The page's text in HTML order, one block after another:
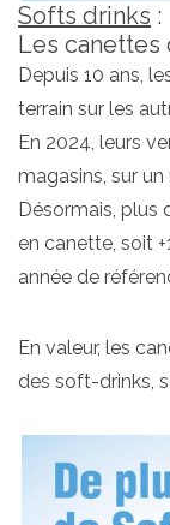
Softs drinks :
Les canettes
Depuis 10 ans,
terrain sur les
En 2024, leurs
magasins, sur
Désormais, plus
en canette, soit
année de
En valeur, les
des soft-drinks,